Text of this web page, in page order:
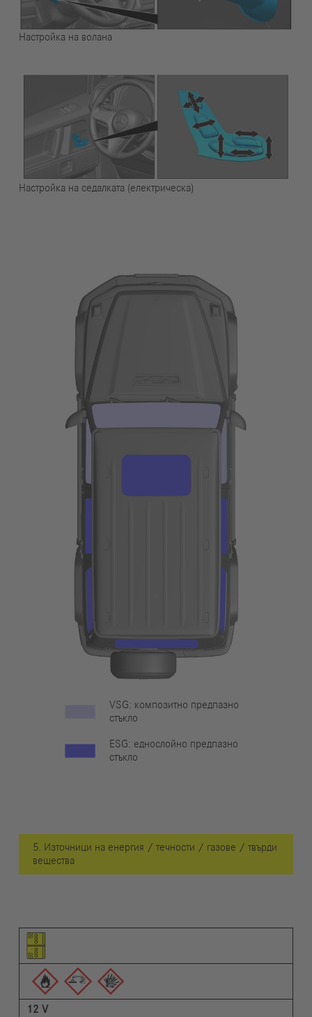
Настройка на волана
Настройка на седалката (електрическа)
VSG: композитно предпазно
стъкло
ESG: еднослойно предпазно
стъкло
5. Източници на енергия / течности / газове / твърди
вещества
Пиктограма на елемента
Пиктограми на предупрежденията
Описание
12 V